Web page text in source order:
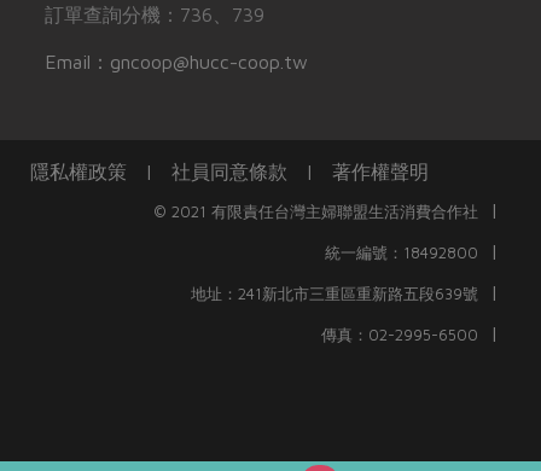
訂單查詢分機：736、739
Email：gncoop@hucc-coop.tw
隱私權政策 | 社員同意條款 | 著作權聲明
© 2021 有限責任台灣主婦聯盟生活消費合作社 |
統一編號：18492800 |
地址：241新北市三重區重新路五段639號 |
傳真：02-2995-6500 |